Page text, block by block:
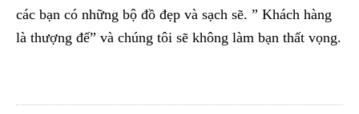
các bạn có những bộ đồ đẹp và sạch sẽ. ” Khách hàng
là thượng đế” và chúng tôi sẽ không làm bạn thất vọng.